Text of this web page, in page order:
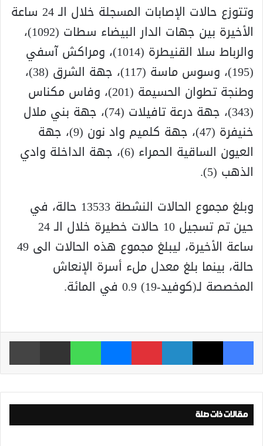
وتتوزع حالات الإصابات المسجلة خلال الـ 24 ساعة
الأخيرة بين جهات الدار البيضاء سطات (1092)،
والرباط سلا القنيطرة (1014)، ومراكش آسفي
(195)، وسوس ماسة (117)، جهة الشرق (38)،
وطنجة تطوان الحسيمة (201)، وفاس مكناس
(343)، جهة درعة تافيلات (74)، جهة بني ملال
خنيفرة (47)، جهة كلميم واد نون (9)، جهة
العيون الساقية الحمراء (6)، جهة الداخلة وادي
الذهب (5).
وبلغ مجموع الحالات النشطة 13533 حالة، في
حين تم تسجيل 10 حالات خطيرة خلال الـ 24
ساعة الأخيرة، ليبلغ مجموع هذه الحالات الى 49
حالة، بينما بلغ معدل ملء أسرة الإنعاش
المخصصة لـ(كوفيد-19) 0.9 في المائة.
فيسبوك ‫X لينكدإن بينتيريست ماسنجر واتساب مشاركة عبر البريد
مقالات ذات صلة